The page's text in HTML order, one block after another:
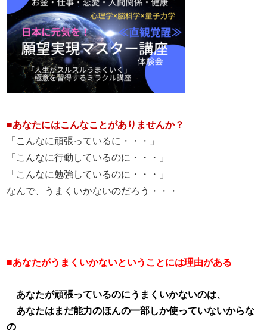
■あなたにはこんなことがありませんか？
「こんなに頑張っているに・・・」
「こんなに行動しているのに・・・」
「こんなに勉強しているのに・・・」
なんで、うまくいかないのだろう・・・
■あなたがうまくいかないということには理由がある
あなたが頑張っているのにうまくいかないのは、
あなたはまだ能力のほんの一部しか使っていないからな
の